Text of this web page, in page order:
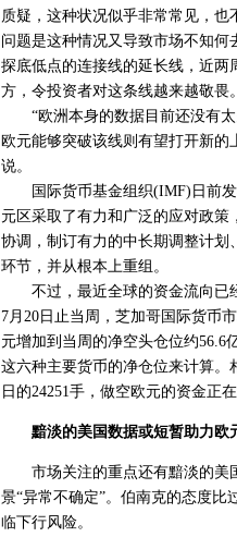
质疑，这种状况似乎非常常见，也
问题是这种情况又导致市场不知何
探底低点的连接线的延长线，近
方，令投资者对这条线越来越敬畏。
“欧洲本身的数据目前还没有太
欧元能够突破该线则有望打开新的
说。
国际货币基金组织(IMF)日前发
元区采取了有力和广泛的应对政
协调，制订有力的中长期调整计
环节，并从根本上重组。
不过，最近全球的资金流向已经
7月20日止当周，芝加哥国际货币
元增加到当周的净空头仓位约
这六种主要货币的净仓位来计算。
日的24251手，做空欧元的资金正在
黯淡的美国数据或短暂助力欧
市场关注的重点还有黯淡的美国
景“异常不确定”。伯南克的态度
临下行风险。